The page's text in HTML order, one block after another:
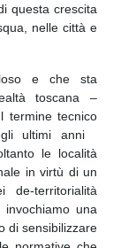
questa crescita
nelle città e
e che sta
toscana –
termine tecnico
ultimi anni
le località
in virtù di un
de-territorialità
una
di sensibilizzare